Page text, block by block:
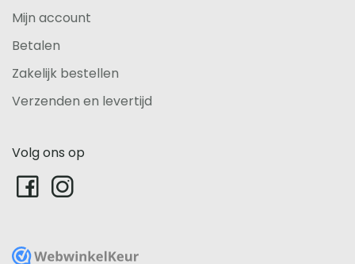
Mijn account
Betalen
Zakelijk bestellen
Verzenden en levertijd
Volg ons op
WebwinkelKeur